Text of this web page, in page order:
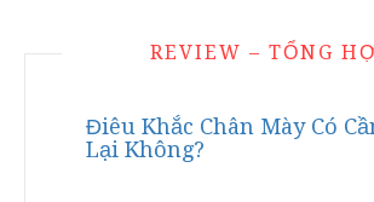
REVIEW – TỔNG
Điêu Khắc Chân Mày Có
Lại Không?